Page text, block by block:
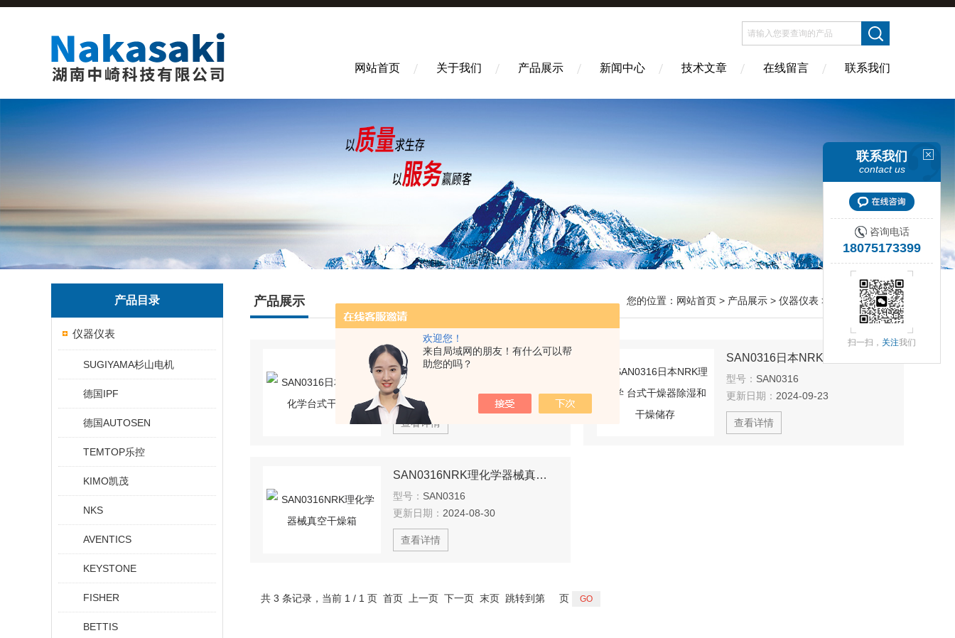
欢迎您！
来自局域网的朋友！有什么可以帮
助您的吗？
网站首页 关于我们 产品展示 新闻中心 技术文章 在线留言 联系我们
产品目录
仪器仪表
SUGIYAMA杉山电机
德国IPF
德国AUTOSEN
TEMTOP乐控
KIMO凯茂
NKS
AVENTICS
KEYSTONE
FISHER
BETTIS
产品展示 您的位置： 网站首页 > 产品展示 > 仪器仪表 > NRK理化学器械
SAN0316日本NRK理化学台式干燥器
型号：
更新日期：
2024-10-11
查看详情
型号： SAN0316
更新日期： 2024-09-23
查看详情
SAN0316NRK理化学器械真空干燥箱
型号： SAN0316
更新日期： 2024-08-30
查看详情
共 3 条记录，当前 1 / 1 页 首页 上一页 下一页 末页 跳转到第 页
联系我们
contact us
咨询电话
18075173399
扫一扫， 关注我们